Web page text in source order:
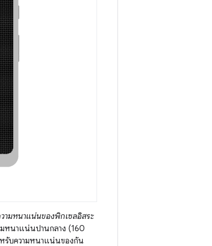
ามหนาแน่นของพิกเซลอิสระ
หนาแน่นปานกลาง (160
รับความหนาแน่นของกัน